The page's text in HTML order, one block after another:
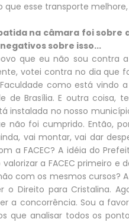
que esse transporte
na câmara foi sobre
sobre isso...
que eu não sou contra
votei contra no dia que
como está vindo
de Brasília. E outra coisa,
instalada no nosso
não foi cumprido. Então,
vai montar, vai dar
a FACEC? A idéia do
a FACEC primeiro
com os mesmos cursos?
o Direito para Cristalina.
a concorrência. Sou a
que analisar todos os